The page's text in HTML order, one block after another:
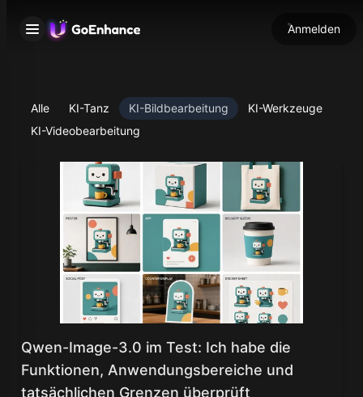
Anmelden
Alle KI-Tanz KI-Bildbearbeitung
KI-Werkzeuge
KI-Videobearbeitung
Qwen-Image-3.0 im Test: Ich habe die
Funktionen, Anwendungsbereiche und
tatsächlichen Grenzen überprüft